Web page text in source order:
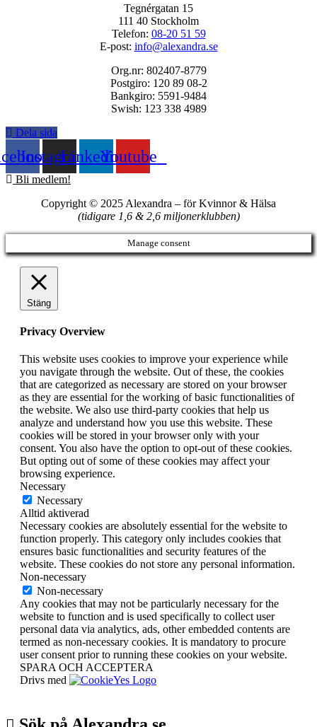
Tegnérgatan 15
111 40 Stockholm
Telefon: 08-20 51 59
E-post: info@alexandra.se
Org.nr: 802407-8779
Postgiro: 120 89 08-2
Bankgiro: 5591-9484
Swish: 123 338 4989
Dela sida
InstagramLinkedinYoutube
Bli medlem!
Copyright © 2025 Alexandra – för Kvinnor & Hälsa
(tidigare 1,6 & 2,6 miljonerklubben)
Manage consent
Stäng
Privacy Overview
This website uses cookies to improve your experience while
you navigate through the website. Out of these, the cookies
that are categorized as necessary are stored on your browser
as they are essential for the working of basic functionalities of
the website. We also use third-party cookies that help us
analyze and understand how you use this website. These
cookies will be stored in your browser only with your
consent. You also have the option to opt-out of these cookies.
But opting out of some of these cookies may affect your
browsing experience.
Necessary
Necessary
Alltid aktiverad
Necessary cookies are absolutely essential for the website to
function properly. This category only includes cookies that
ensures basic functionalities and security features of the
website. These cookies do not store any personal information.
Non-necessary
Non-necessary
Any cookies that may not be particularly necessary for the
website to function and is used specifically to collect user
personal data via analytics, ads, other embedded contents are
termed as non-necessary cookies. It is mandatory to procure
user consent prior to running these cookies on your website.
SPARA OCH ACCEPTERA
Drivs med